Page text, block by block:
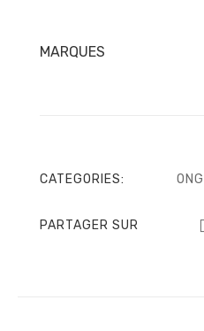
MARQUES
CATEGORIES:
PARTAGER SUR